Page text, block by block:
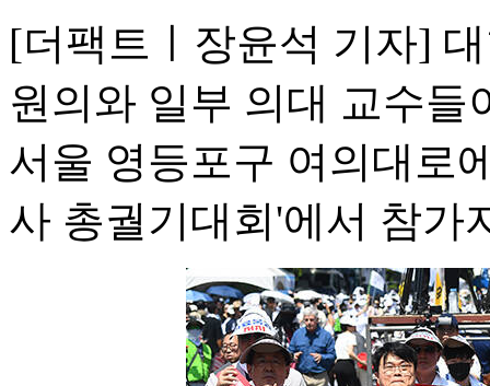
[더팩트ㅣ장윤석 기자]
원의와 일부 의대 교수들
서울 영등포구 여의대로
사 총궐기대회'에서 참가